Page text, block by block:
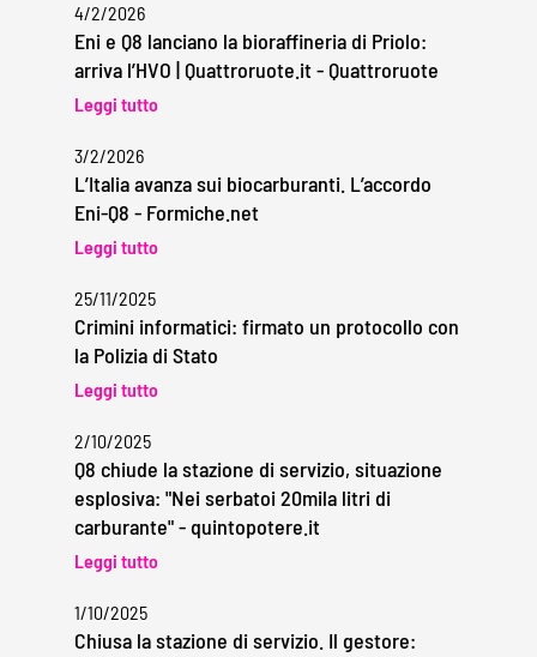
4/2/2026
Eni e Q8 lanciano la bioraffineria di Priolo:
arriva l’HVO | Quattroruote.it - Quattroruote
Leggi tutto
3/2/2026
L’Italia avanza sui biocarburanti. L’accordo
Eni-Q8 - Formiche.net
Leggi tutto
25/11/2025
Crimini informatici: firmato un protocollo con
la Polizia di Stato
Leggi tutto
2/10/2025
Q8 chiude la stazione di servizio, situazione
esplosiva: "Nei serbatoi 20mila litri di
carburante" - quintopotere.it
Leggi tutto
1/10/2025
Chiusa la stazione di servizio. Il gestore: